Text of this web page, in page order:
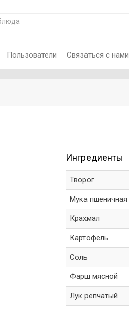
Пользователи Связаться с нами
Ингредиенты
Творог
Мука пшеничная
Крахмал
Картофель
Соль
Фарш мясной
Лук репчатый